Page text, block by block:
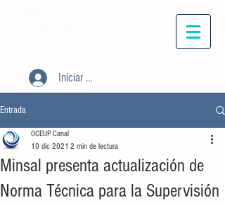
Iniciar sesión
Entrada
Minsal presenta actualización de
Norma Técnica para la Supervisión
OCEUP Canal
10 dic 2021 2 min de lectura